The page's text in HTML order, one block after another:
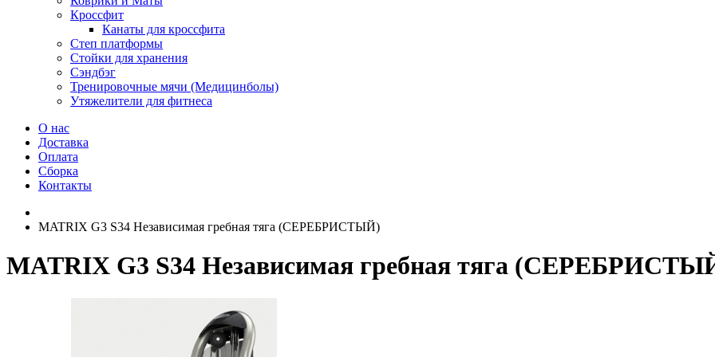
Кроссфит
Канаты для кроссфита
Степ платформы
Стойки для хранения
Сэндбэг
Тренировочные мячи (Медицинболы)
Утяжелители для фитнеса
О нас
Доставка
Оплата
Сборка
Контакты
MATRIX G3 S34 Независимая гребная тяга (СЕРЕБРИСТЫЙ)
MATRIX G3 S34 Независимая гребная тяга